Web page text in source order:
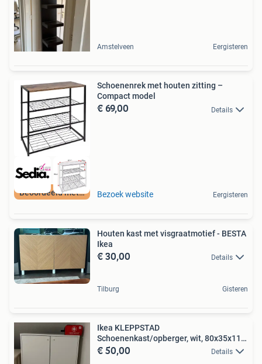
Amstelveen Eergisteren
Beoordeeld met 9+
Schoenenrek met houten zitting –
Compact model
€ 69,00 Details
Bezoek website Eergisteren
Houten kast met visgraatmotief - BESTA
Ikea
€ 30,00 Details
Tilburg Gisteren
Ikea KLEPPSTAD
Schoenenkast/opberger, wit, 80x35x117
cm
€ 50,00 Details